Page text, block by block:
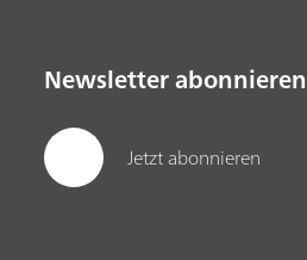
Newsletter abonnieren
Jetzt abonnieren